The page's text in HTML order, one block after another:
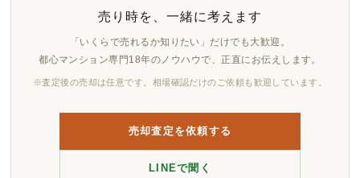
売り時を、一緒に考えます
「いくらで売れるか知りたい」だけでも大歓迎。
都心マンション専門18年のノウハウで、正直にお伝えします。
※査定後の売却は任意です。相場確認だけのご依頼も歓迎しています。
売却査定を依頼する
LINEで聞く